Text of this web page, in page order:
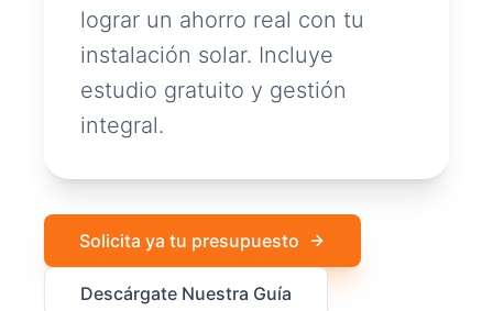
lograr un ahorro real con tu
instalación solar. Incluye
estudio gratuito y gestión
integral.
Solicita ya tu presupuesto
Descárgate Nuestra Guía